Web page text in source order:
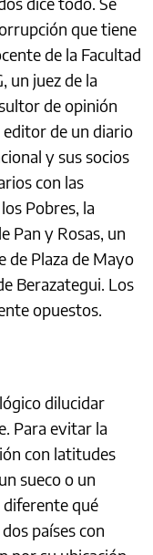
que tiene
de la Facultad
un juez de la
de opinión
de un diario
y sus socios
con las
Pobres, la
Pan y Rosas, un
de Plaza de Mayo
Berazategui. Los
opuestos.
dilucidar
Para evitar la
con latitudes
sueco o un
qué
países con